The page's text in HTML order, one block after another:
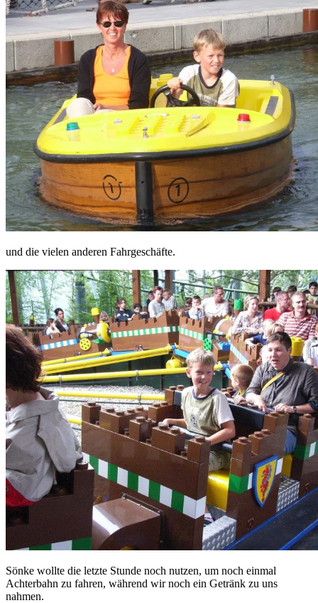
und die vielen anderen Fahrgeschäfte.
Sönke wollte die letzte Stunde noch nutzen, um noch einmal
Achterbahn zu fahren, während wir noch ein Getränk zu uns
nahmen.